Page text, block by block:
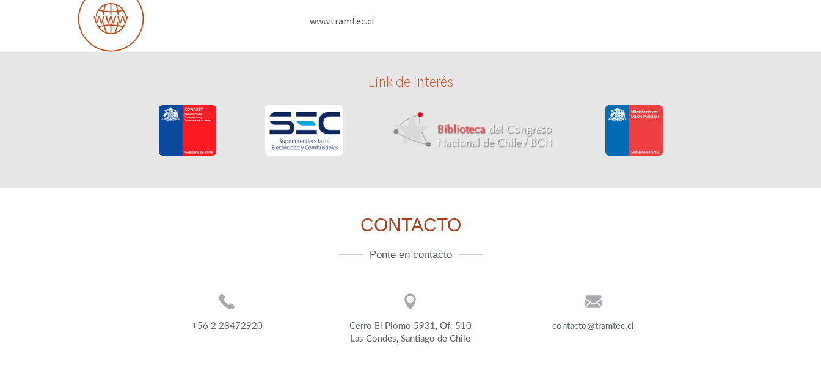
www.tramtec.cl
Link de interés
CONTACTO
Ponte en contacto
+56 2 28472920
Cerro El Plomo 5931, Of. 510
Las Condes, Santiago de Chile
contacto@tramtec.cl